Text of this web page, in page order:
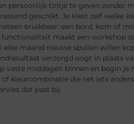
persoonlijk tintje te geven zonder
geschikt. Je kiest zelf welke
bruikbaar: een bord, kom of
maakt een workshop
maand nieuwe spullen willen
verzorgd oogt in plaats
vaste middagen binnen en begin je
kleurcombinatie die net iets
dat past bij